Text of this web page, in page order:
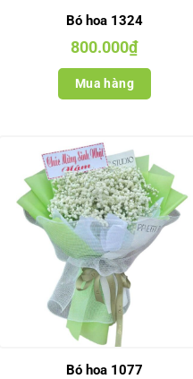
Bó hoa 1324
800.000₫
Mua hàng
Bó hoa 1077